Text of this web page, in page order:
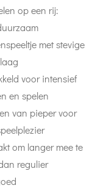
op een rij:
met stevige
voor intensief
en spelen
van pieper voor
om langer mee te
regulier